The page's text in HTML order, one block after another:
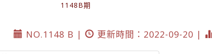
1148B期
NO.1148 B |
更新時間：2022-09-20 |